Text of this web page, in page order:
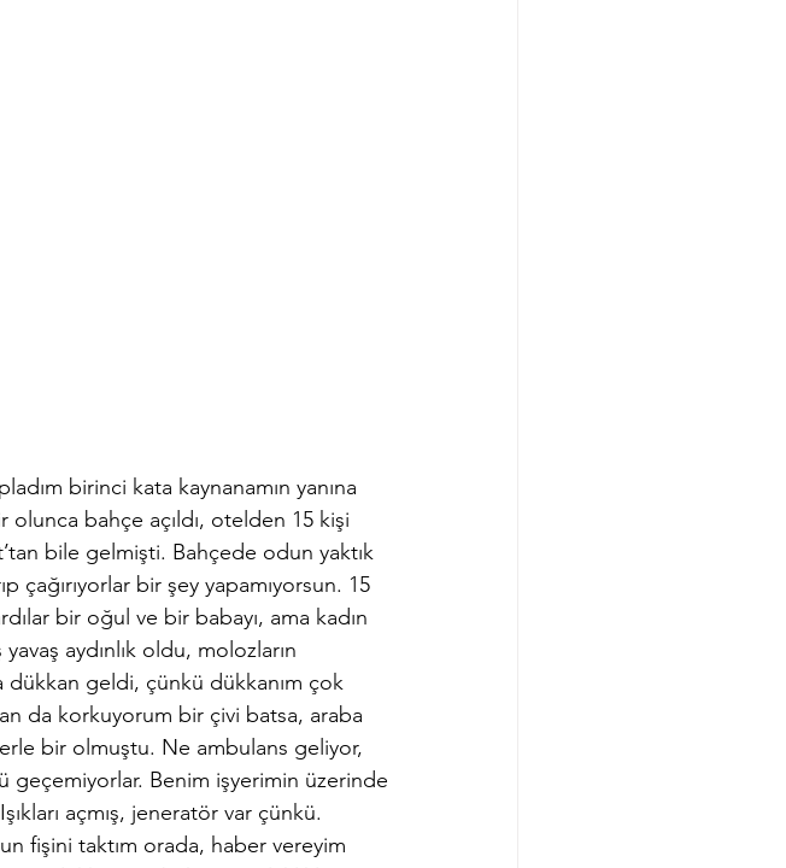
birinci kata kaynanamın yanına
bahçe açıldı, otelden 15 kişi
bile gelmişti. Bahçede odun yaktık
çağırıyorlar bir şey yapamıyorsun. 15
bir oğul ve bir babayı, ama kadın
aydınlık oldu, molozların
geldi, çünkü dükkanım çok
da korkuyorum bir çivi batsa, araba
bir olmuştu. Ne ambulans geliyor,
geçemiyorlar. Benim işyerimin üzerinde
açmış, jeneratör var çünkü.
fişini taktım orada, haber vereyim